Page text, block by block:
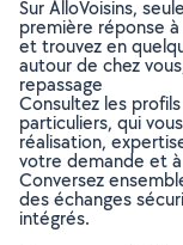
Sur AlloVoisins,
première réponse
et trouvez en
autour de chez
repassage
Consultez les
particuliers, qui
réalisation,
votre demande et
Conversez
des échanges
intégrés.